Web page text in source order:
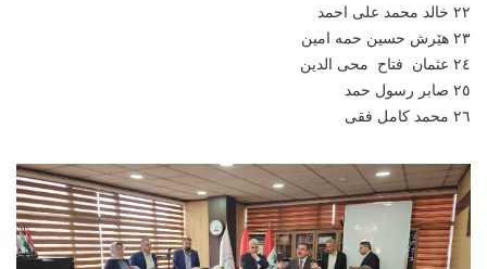
٢٢ خالد محمد علی احمد
٢٣ هێرش حسین حمە امین
٢٤ عثمان فتاح محی الدین
٢٥ صابر رسول حمد
٢٦ محمد کامل فقی